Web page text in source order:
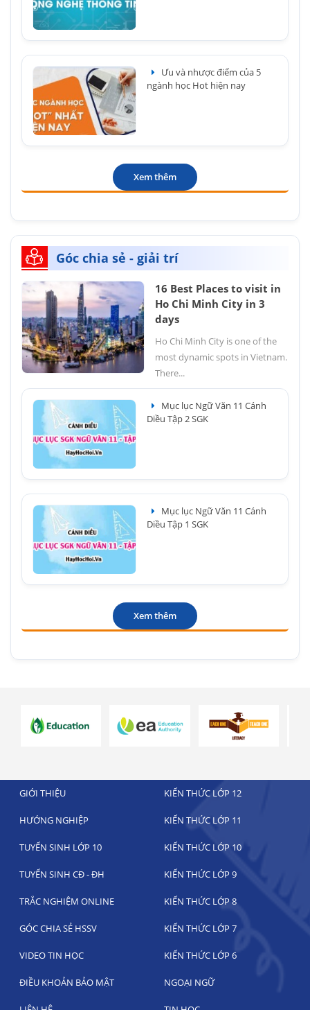
Ưu và nhược điểm của 5
ngành học Hot hiện nay
Xem thêm
Góc chia sẻ - giải trí
16 Best Places to visit in
Ho Chi Minh City in 3
days
Ho Chi Minh City is one of the
most dynamic spots in Vietnam.
There...
Mục lục Ngữ Văn 11 Cánh
Diều Tập 2 SGK
Mục lục Ngữ Văn 11 Cánh
Diều Tập 1 SGK
Xem thêm
GIỚI THIỆU KIẾN THỨC LỚP 12
HƯỚNG NGHIỆP KIẾN THỨC LỚP 11
TUYỂN SINH LỚP 10 KIẾN THỨC LỚP 10
TUYỂN SINH CĐ - ĐH KIẾN THỨC LỚP 9
TRẮC NGHIỆM ONLINE KIẾN THỨC LỚP 8
GÓC CHIA SẺ HSSV KIẾN THỨC LỚP 7
VIDEO TIN HỌC KIẾN THỨC LỚP 6
ĐIỀU KHOẢN BẢO MẬT NGOẠI NGỮ